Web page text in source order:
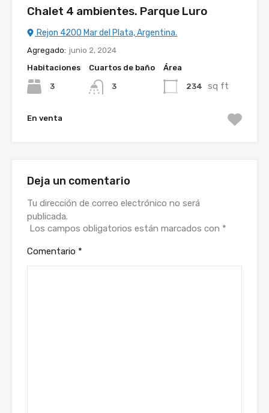
Chalet 4 ambientes. Parque Luro
Rejon 4200 Mar del Plata, Argentina.
Agregado: junio 2, 2024
Habitaciones
3
Cuartos de baño
3
Área
234 sq ft
En venta
Deja un comentario
Tu dirección de correo electrónico no será
publicada.
Los campos obligatorios están marcados con *
Comentario *